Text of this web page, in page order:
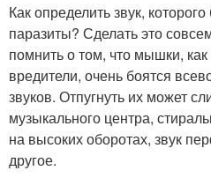
Как определить звук,
паразиты? Сделать это
помнить о том, что мышки,
вредители, очень боятся
звуков. Отпугнуть их может
музыкального центра,
на высоких оборотах, звук
другое.